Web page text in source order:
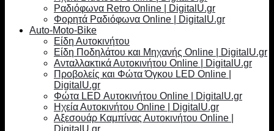
Ραδιόφωνα Retro Online | DigitalU.gr
Φορητά Ραδιόφωνα Online | DigitalU.gr
Auto-Moto-Bike
Είδη Αυτοκινήτου
Είδη Ποδηλάτου και Μηχανής Online | DigitalU.gr
Ανταλλακτικά Αυτοκινήτου Online | DigitalU.gr
Προβολείς και Φώτα Όγκου LED Online |
DigitalU.gr
Φώτα LED Αυτοκινήτου Online | DigitalU.gr
Ηχεία Αυτοκινήτου Online | DigitalU.gr
Αξεσουάρ Καμπίνας Αυτοκινήτου Online |